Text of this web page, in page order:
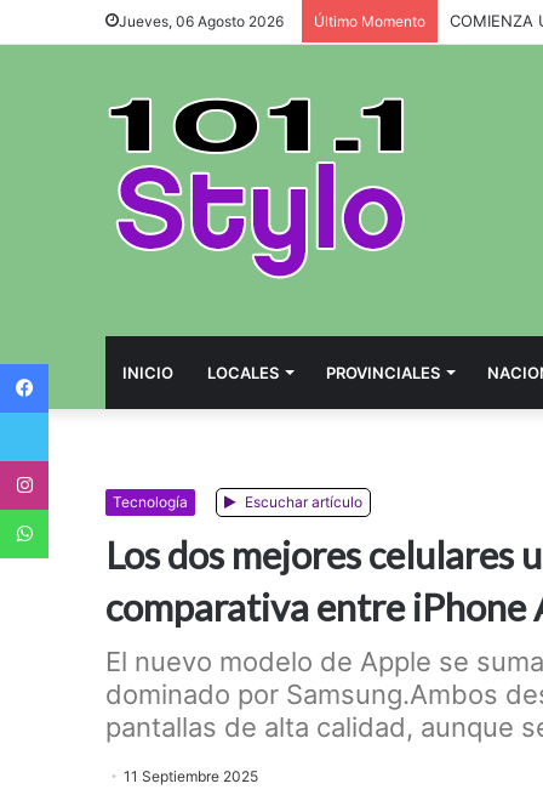
Jueves, 06 Agosto 2026 Último Momento
INICIO LOCALES PROVINCIALES
Tecnología Escuchar artículo
Los dos mejores
comparativa entre iPhone
El nuevo modelo de Apple se
dominado por Samsung.Ambos
pantallas de alta calidad, aunque
11 Septiembre 2025
Twitter
WhatsApp